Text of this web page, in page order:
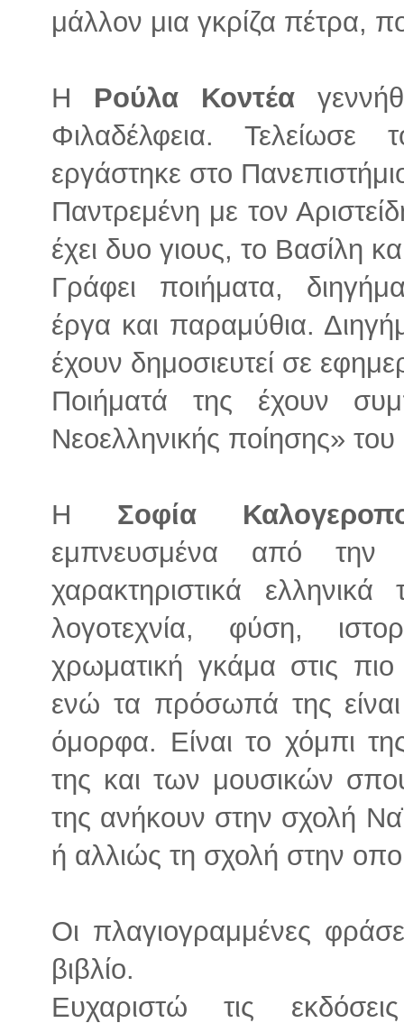
μάλλον μια γκρίζα πέτρα,
Η Ρούλα Κοντέα
Φιλαδέλφεια. Τελείωσε
εργάστηκε στο
Παντρεμένη με τον
έχει δυο γιους, το Βασίλη
Γράφει ποιήματα,
έργα και παραμύθια.
έχουν δημοσιευτεί σε
Ποιήματά της έχουν
Νεοελληνικής ποίησης»
Η Σοφία
εμπνευσμένα από την
χαρακτηριστικά
λογοτεχνία, φύση,
χρωματική γκάμα στις
ενώ τα πρόσωπά της
όμορφα. Είναι το χόμπι
της και των μουσικών
της ανήκουν στην σχολή
ή αλλιώς τη σχολή στην
Οι πλαγιογραμμένες
βιβλίο.
Ευχαριστώ τις